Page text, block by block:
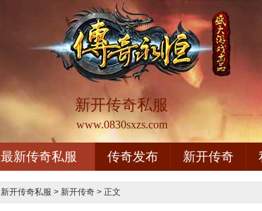
新开传奇私服
www.0830sxzs.com
最新传奇私服 传奇发布 新开传奇
新开传奇私服 > 新开传奇 > 正文